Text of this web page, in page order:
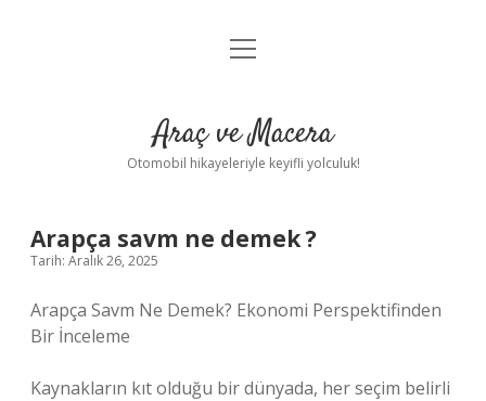
Anasayfa
Yasal Uyarı
menüyü
Araç ve Macera
Otomobil hikayeleriyle keyifli yolculuk!
Arapça savm ne demek ?
Tarih: Aralık 26, 2025
Arapça Savm Ne Demek? Ekonomi Perspektifinden
Bir İnceleme
Kaynakların kıt olduğu bir dünyada, her seçim belirli